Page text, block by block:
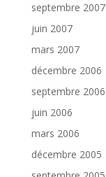
septembre 2007
juin 2007
mars 2007
décembre 2006
septembre 2006
juin 2006
mars 2006
décembre 2005